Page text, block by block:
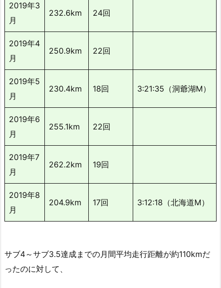
2019年3
月
232.6km 24回
2019年4
月
250.9km 22回
2019年5
月
230.4km 18回 3:21:35（洞爺湖M）
2019年6
月
255.1km 22回
2019年7
月
262.2km 19回
2019年8
月
204.9km 17回 3:12:18（北海道M）
サブ4～サブ3.5達成までの月間平均走行距離が約110kmだ
ったのに対して、